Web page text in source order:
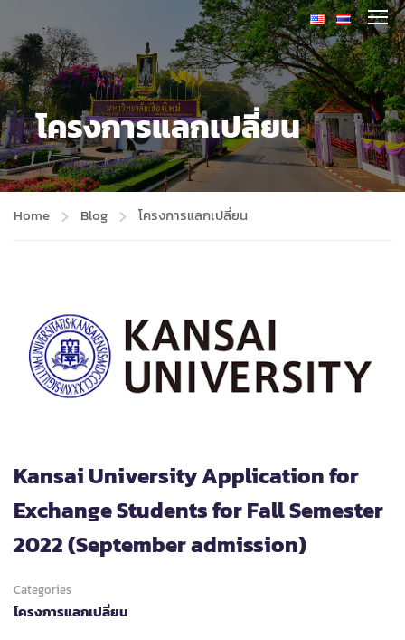
โครงการแลกเปลี่ยน
Home Blog โครงการแลกเปลี่ยน
Kansai University Application for
Exchange Students for Fall Semester
2022 (September admission)
Categories
โครงการแลกเปลี่ยน